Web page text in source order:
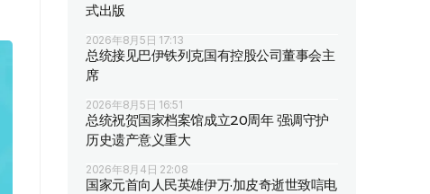
式出版
2026年8月5日 17:13
总统接见巴伊铁列克国有控股公司董事会主
席
2026年8月5日 16:51
总统祝贺国家档案馆成立20周年 强调守护
历史遗产意义重大
2026年8月4日 22:08
国家元首向人民英雄伊万·加皮奇逝世致唁电